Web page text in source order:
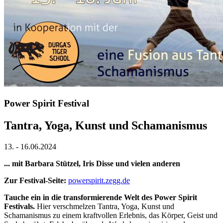
Power Spirit Festival
Tantra, Yoga, Kunst und Schamanismus
13. - 16.06.2024
... mit Barbara Stützel, Iris Disse und vielen anderen
Zur Festival-Seite: powerspirit.zegg.de
Tauche ein in die transformierende Welt des Power Spirit
Festivals. Hier verschmelzen Tantra, Yoga, Kunst und
Schamanismus zu einem kraftvollen Erlebnis, das Körper, Geist und